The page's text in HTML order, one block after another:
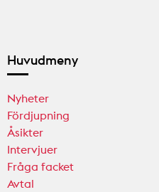
Huvudmeny
Nyheter
Fördjupning
Åsikter
Intervjuer
Fråga facket
Avtal